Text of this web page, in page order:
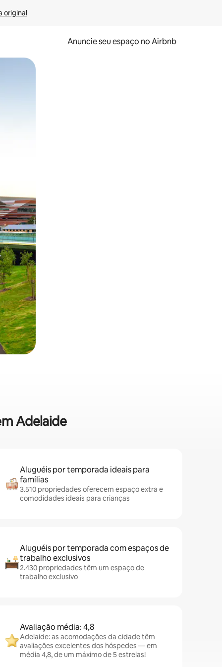
original
Anuncie seu espaço no Airbnb
o dedo na tela.
Adelaide
Aluguéis por temporada ideais para
famílias
3.510 propriedades oferecem espaço extra e
comodidades ideais para crianças
Aluguéis por temporada com espaços de
trabalho exclusivos
2.430 propriedades têm um espaço de
trabalho exclusivo
Avaliação média: 4,8
Adelaide: as acomodações da cidade têm
avaliações excelentes dos hóspedes — em
média 4,8, de um máximo de 5 estrelas!